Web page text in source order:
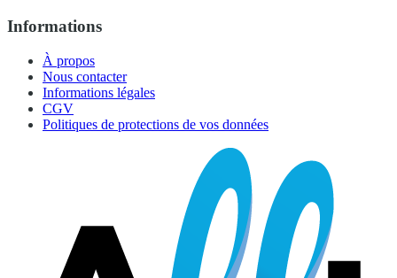
Informations
À propos
Nous contacter
Informations légales
CGV
Politiques de protections de vos données